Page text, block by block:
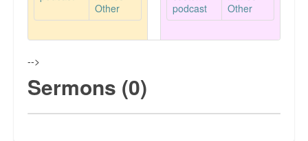
聯絡我們
Other
Other
-->
Sermons (0)